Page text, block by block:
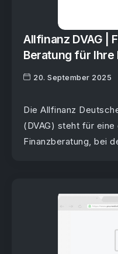
Allfinanz DVAG |
Beratung für Ihre
20. September 2025
Die Allfinanz
(DVAG) steht für eine
Finanzberatung, bei